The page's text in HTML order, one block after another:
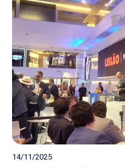
14/11/2025